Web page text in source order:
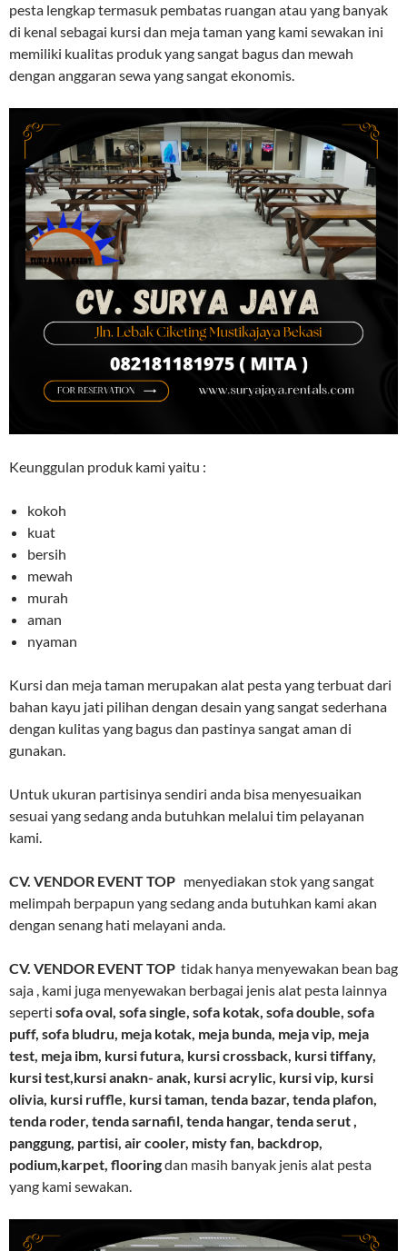
pesta lengkap termasuk pembatas ruangan atau yang banyak
di kenal sebagai kursi dan meja taman yang kami sewakan ini
memiliki kualitas produk yang sangat bagus dan mewah
dengan anggaran sewa yang sangat ekonomis.
Keunggulan produk kami yaitu :
kokoh
kuat
bersih
mewah
murah
aman
nyaman
Kursi dan meja taman merupakan alat pesta yang terbuat dari
bahan kayu jati pilihan dengan desain yang sangat sederhana
dengan kulitas yang bagus dan pastinya sangat aman di
gunakan.
Untuk ukuran partisinya sendiri anda bisa menyesuaikan
sesuai yang sedang anda butuhkan melalui tim pelayanan
kami.
CV. VENDOR EVENT TOP menyediakan stok yang sangat
melimpah berpapun yang sedang anda butuhkan kami akan
dengan senang hati melayani anda.
CV. VENDOR EVENT TOP tidak hanya menyewakan bean bag
saja , kami juga menyewakan berbagai jenis alat pesta lainnya
seperti sofa oval, sofa single, sofa kotak, sofa double, sofa
puff, sofa bludru, meja kotak, meja bunda, meja vip, meja
test, meja ibm, kursi futura, kursi crossback, kursi tiffany,
kursi test,kursi anakn- anak, kursi acrylic, kursi vip, kursi
olivia, kursi ruffle, kursi taman, tenda bazar, tenda plafon,
tenda roder, tenda sarnafil, tenda hangar, tenda serut ,
panggung, partisi, air cooler, misty fan, backdrop,
podium,karpet, flooringdan masih banyak jenis alat pesta
yang kami sewakan.